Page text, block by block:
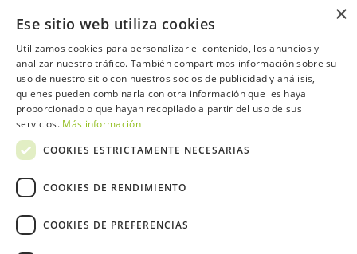
Contacta con el equipo de NextCaddy
Opina Contacta
×
Ese sitio web utiliza cookies
Utilizamos cookies para personalizar el contenido, los anuncios y
analizar nuestro tráfico. También compartimos información sobre su
uso de nuestro sitio con nuestros socios de publicidad y análisis,
quienes pueden combinarla con otra información que les haya
proporcionado o que hayan recopilado a partir del uso de sus
servicios. Más información
COOKIES ESTRICTAMENTE NECESARIAS
COOKIES DE RENDIMIENTO
COOKIES DE PREFERENCIAS